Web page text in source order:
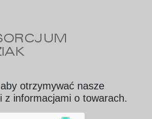
otrzymywać nasze
z informacjami o towarach.